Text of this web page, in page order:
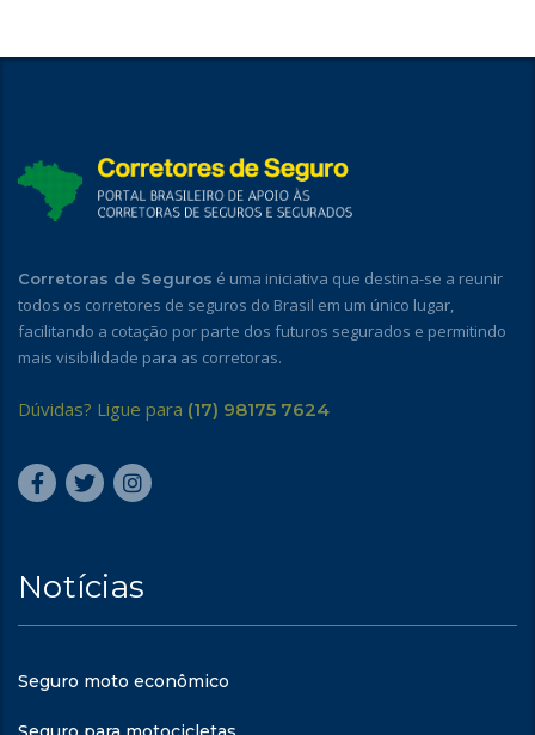
Corretoras de Seguros é uma iniciativa que destina-se a reunir
todos os corretores de seguros do Brasil em um único lugar,
facilitando a cotação por parte dos futuros segurados e permitindo
mais visibilidade para as corretoras.
Dúvidas? Ligue para (17) 98175 7624
Notícias
Seguro moto econômico